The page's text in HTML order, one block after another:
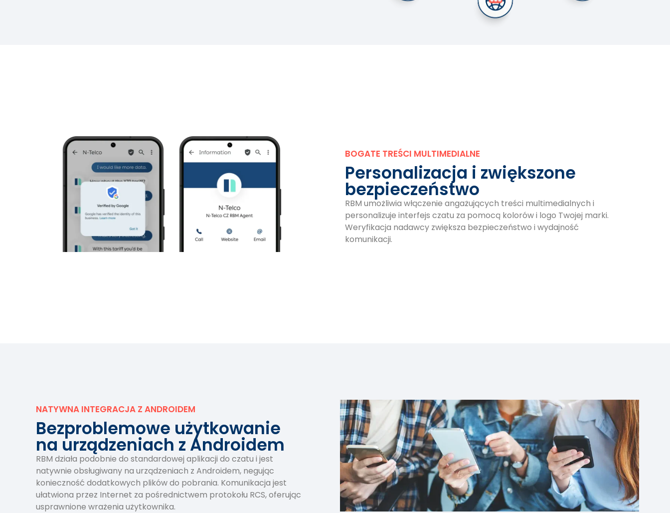
BOGATE TREŚCI MULTIMEDIALNE
Personalizacja i zwiększone
bezpieczeństwo
RBM umożliwia włączenie angażujących treści multimedialnych i
personalizuje interfejs czatu za pomocą kolorów i logo Twojej marki.
Weryfikacja nadawcy zwiększa bezpieczeństwo i wydajność
komunikacji.
NATYWNA INTEGRACJA Z ANDROIDEM
Bezproblemowe użytkowanie
na urządzeniach z Androidem
RBM działa podobnie do standardowej aplikacji do czatu i jest
natywnie obsługiwany na urządzeniach z Androidem, negując
konieczność dodatkowych plików do pobrania. Komunikacja jest
ułatwiona przez Internet za pośrednictwem protokołu RCS, oferując
usprawnione wrażenia użytkownika.